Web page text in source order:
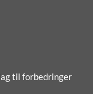
til forbedringer